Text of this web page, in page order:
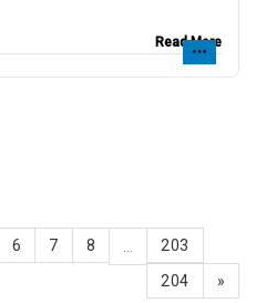
Read More
6 7 8
203
204
»